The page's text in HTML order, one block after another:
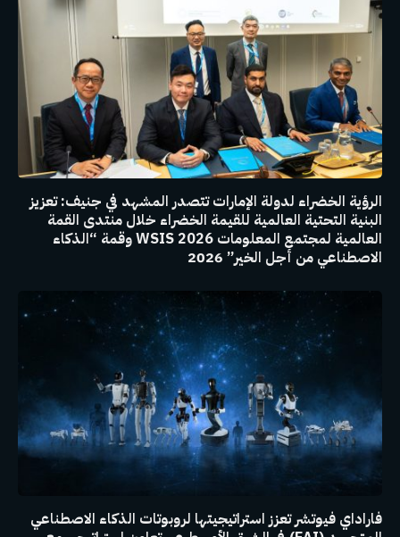
الرؤية الخضراء لدولة الإمارات تتصدر المشهد في جنيف: تعزيز
البنية التحتية العالمية للقيمة الخضراء خلال منتدى القمة
العالمية لمجتمع المعلومات WSIS 2026 وقمة “الذكاء
الاصطناعي من أجل الخير” 2026
فاراداي فيوتشر تعزز استراتيجيتها لروبوتات الذكاء الاصطناعي